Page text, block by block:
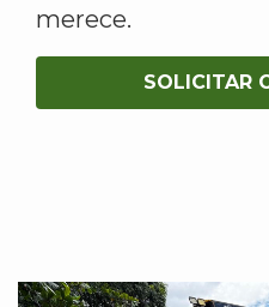
merece.
SOLICITAR